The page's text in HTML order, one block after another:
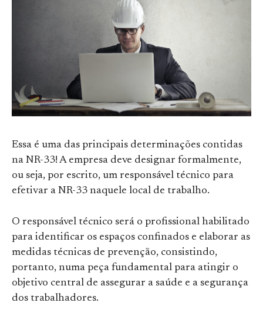
Essa é uma das principais determinações contidas
na NR-33! A empresa deve designar formalmente,
ou seja, por escrito, um responsável técnico para
efetivar a NR-33 naquele local de trabalho.
O responsável técnico será o profissional habilitado
para identificar os espaços confinados e elaborar as
medidas técnicas de prevenção, consistindo,
portanto, numa peça fundamental para atingir o
objetivo central de assegurar a saúde e a segurança
dos trabalhadores.